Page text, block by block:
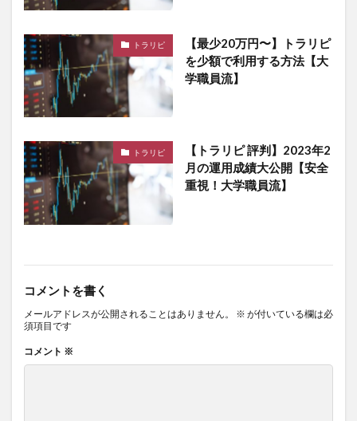
トラリピ
【最少20万円〜】トラリピ
を少額で利用する方法【大
学職員流】
トラリピ
【トラリピ 評判】2023年2
月の運用成績大公開【安全
重視！大学職員流】
コメントを書く
メールアドレスが公開されることはありません。 ※ が付いている欄は必
須項目です
コメント ※